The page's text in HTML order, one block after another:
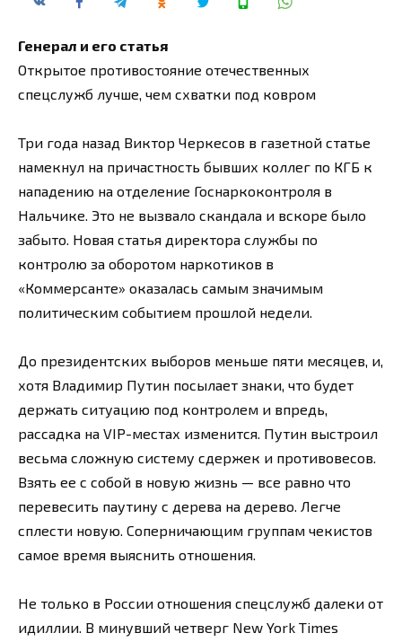
Генерал и его статья
Открытое противостояние отечественных
спецслужб лучше, чем схватки под ковром
Три года назад Виктор Черкесов в газетной статье
намекнул на причастность бывших коллег по КГБ к
нападению на отделение Госнаркоконтроля в
Нальчике. Это не вызвало скандала и вскоре было
забыто. Новая статья директора службы по
контролю за оборотом наркотиков в
«Коммерсанте» оказалась самым значимым
политическим событием прошлой недели.
До президентских выборов меньше пяти месяцев, и,
хотя Владимир Путин посылает знаки, что будет
держать ситуацию под контролем и впредь,
рассадка на VIP-местах изменится. Путин выстроил
весьма сложную систему сдержек и противовесов.
Взять ее с собой в новую жизнь — все равно что
перевесить паутину с дерева на дерево. Легче
сплести новую. Соперничающим группам чекистов
самое время выяснить отношения.
Не только в России отношения спецслужб далеки от
идиллии. В минувший четверг New York Times